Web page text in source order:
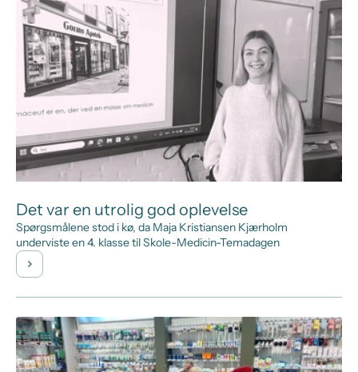
Det var en utrolig god oplevelse
Spørgsmålene stod i kø, da Maja Kristiansen Kjærholm
underviste en 4. klasse til Skole-Medicin-Temadagen